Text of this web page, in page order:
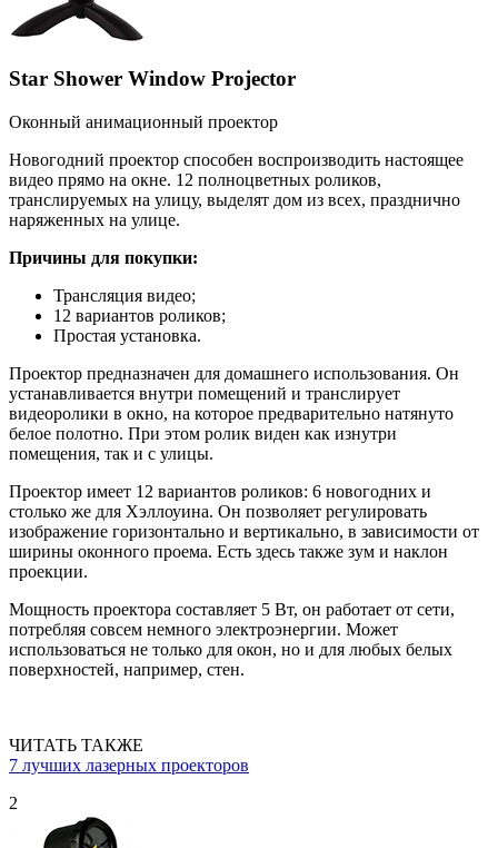
Star Shower Window Projector
Оконный анимационный проектор
Новогодний проектор способен воспроизводить настоящее
видео прямо на окне. 12 полноцветных роликов,
транслируемых на улицу, выделят дом из всех, празднично
наряженных на улице.
Причины для покупки:
Трансляция видео;
12 вариантов роликов;
Простая установка.
Проектор предназначен для домашнего использования. Он
устанавливается внутри помещений и транслирует
видеоролики в окно, на которое предварительно натянуто
белое полотно. При этом ролик виден как изнутри
помещения, так и с улицы.
Проектор имеет 12 вариантов роликов: 6 новогодних и
столько же для Хэллоуина. Он позволяет регулировать
изображение горизонтально и вертикально, в зависимости от
ширины оконного проема. Есть здесь также зум и наклон
проекции.
Мощность проектора составляет 5 Вт, он работает от сети,
потребляя совсем немного электроэнергии. Может
использоваться не только для окон, но и для любых белых
поверхностей, например, стен.
ЧИТАТЬ ТАКЖЕ
7 лучших лазерных проекторов
2